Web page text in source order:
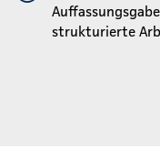
strukturierte